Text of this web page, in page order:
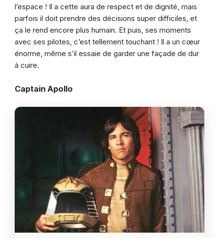
l’espace ! Il a cette aura de respect et de dignité, mais
parfois il doit prendre des décisions super difficiles, et
ça le rend encore plus humain. Et puis, ses moments
avec ses pilotes, c’est tellement touchant ! Il a un cœur
énorme, même s’il essaie de garder une façade de dur
à cuire.
Captain Apollo